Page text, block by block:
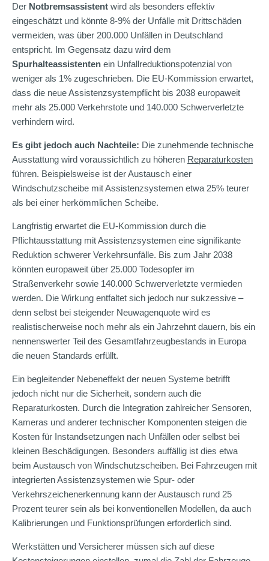
Der Notbremsassistent wird als besonders effektiv
eingeschätzt und könnte 8-9% der Unfälle mit Drittschäden
vermeiden, was über 200.000 Unfällen in Deutschland
entspricht. Im Gegensatz dazu wird dem
Spurhalteassistenten ein Unfallreduktionspotenzial von
weniger als 1% zugeschrieben. Die EU-Kommission erwartet,
dass die neue Assistenzsystempflicht bis 2038 europaweit
mehr als 25.000 Verkehrstote und 140.000 Schwerverletzte
verhindern wird.
Es gibt jedoch auch Nachteile: Die zunehmende technische
Ausstattung wird voraussichtlich zu höheren Reparaturkosten
führen. Beispielsweise ist der Austausch einer
Windschutzscheibe mit Assistenzsystemen etwa 25% teurer
als bei einer herkömmlichen Scheibe.
Langfristig erwartet die EU-Kommission durch die
Pflichtausstattung mit Assistenzsystemen eine signifikante
Reduktion schwerer Verkehrsunfälle. Bis zum Jahr 2038
könnten europaweit über 25.000 Todesopfer im
Straßenverkehr sowie 140.000 Schwerverletzte vermieden
werden. Die Wirkung entfaltet sich jedoch nur sukzessive –
denn selbst bei steigender Neuwagenquote wird es
realistischerweise noch mehr als ein Jahrzehnt dauern, bis ein
nennenswerter Teil des Gesamtfahrzeugbestands in Europa
die neuen Standards erfüllt.
Ein begleitender Nebeneffekt der neuen Systeme betrifft
jedoch nicht nur die Sicherheit, sondern auch die
Reparaturkosten. Durch die Integration zahlreicher Sensoren,
Kameras und anderer technischer Komponenten steigen die
Kosten für Instandsetzungen nach Unfällen oder selbst bei
kleinen Beschädigungen. Besonders auffällig ist dies etwa
beim Austausch von Windschutzscheiben. Bei Fahrzeugen mit
integrierten Assistenzsystemen wie Spur- oder
Verkehrszeichenerkennung kann der Austausch rund 25
Prozent teurer sein als bei konventionellen Modellen, da auch
Kalibrierungen und Funktionsprüfungen erforderlich sind.
Werkstätten und Versicherer müssen sich auf diese